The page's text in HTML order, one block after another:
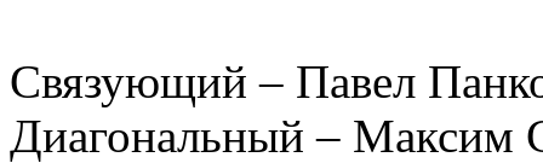
Связующий – Павел
Диагональный –